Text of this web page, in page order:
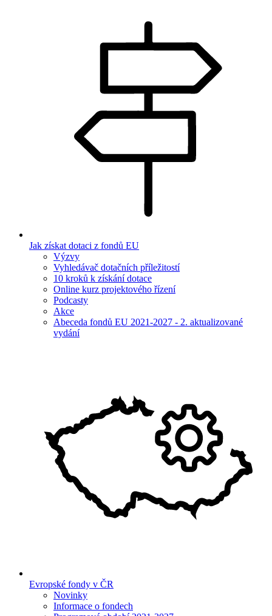
Jak získat dotaci z fondů EU
Výzvy
Vyhledávač dotačních příležitostí
10 kroků k získání dotace
Online kurz projektového řízení
Podcasty
Akce
Abeceda fondů EU 2021-2027 - 2. aktualizované
vydání
Evropské fondy v ČR
Novinky
Informace o fondech